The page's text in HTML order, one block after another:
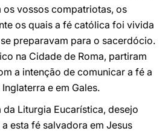
vossos compatriotas, os
os quais a fé católica foi vivida
preparavam para o sacerdócio.
na Cidade de Roma, partiram
a intenção de comunicar a fé a
e em Gales.
Liturgia Eucarística, desejo
esta fé salvadora em Jesus